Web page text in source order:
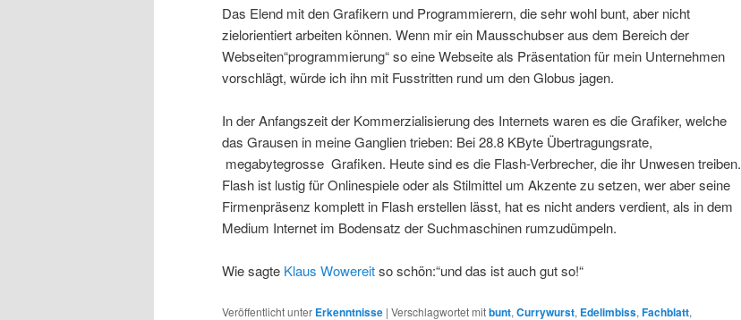
Das Elend mit den Grafikern und Programmierern, die sehr wohl bunt, aber nicht
zielorientiert arbeiten können. Wenn mir ein Mausschubser aus dem Bereich der
Webseiten“programmierung“ so eine Webseite als Präsentation für mein Unternehmen
vorschlägt, würde ich ihn mit Fusstritten rund um den Globus jagen.
In der Anfangszeit der Kommerzialisierung des Internets waren es die Grafiker, welche
das Grausen in meine Ganglien trieben: Bei 28.8 KByte Übertragungsrate,
megabytegrosse Grafiken. Heute sind es die Flash-Verbrecher, die ihr Unwesen treiben.
Flash ist lustig für Onlinespiele oder als Stilmittel um Akzente zu setzen, wer aber seine
Firmenpräsenz komplett in Flash erstellen lässt, hat es nicht anders verdient, als in dem
Medium Internet im Bodensatz der Suchmaschinen rumzudümpeln.
Wie sagte Klaus Wowereitso schön:“und das ist auch gut so!“
Veröffentlicht unter Erkenntnisse | Verschlagwortet mitbunt, Currywurst, Edelimbiss, Fachblatt,